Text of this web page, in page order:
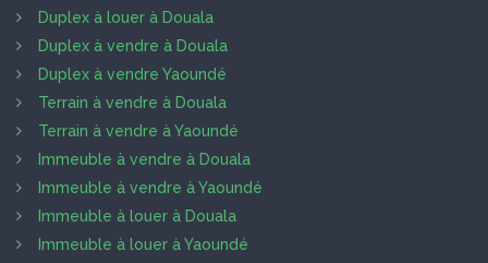
Duplex à louer à Douala
Duplex à vendre à Douala
Duplex à vendre Yaoundé
Terrain à vendre à Douala
Terrain à vendre à Yaoundé
Immeuble à vendre à Douala
Immeuble à vendre à Yaoundé
Immeuble à louer à Douala
Immeuble à louer à Yaoundé